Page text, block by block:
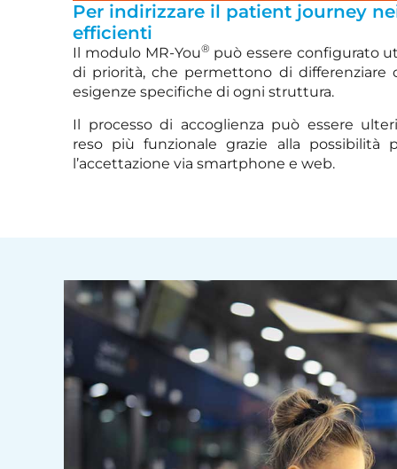
Per indirizzare il patient journey
efficienti
Il modulo MR-You® può essere configurato
di priorità, che permettono di differenziare
esigenze specifiche di ogni struttura.
Il processo di accoglienza può essere
reso più funzionale grazie alla
l’accettazione via smartphone e web.